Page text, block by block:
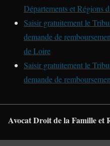
Départements et Régions
Saisir gratuitement le
demande de
de Loire
Saisir gratuitement le
demande de
Avocat Droit de la Famille et